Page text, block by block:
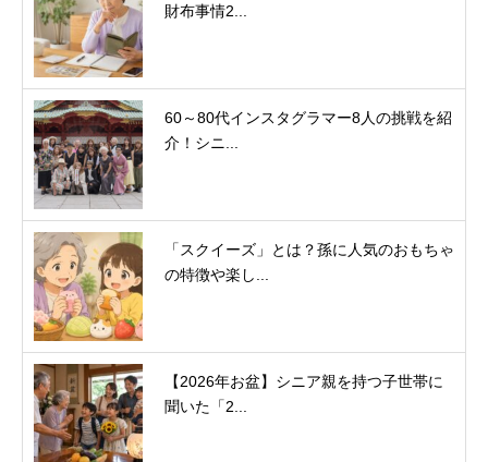
財布事情2...
60～80代インスタグラマー8人の挑戦を紹
介！シニ...
「スクイーズ」とは？孫に人気のおもちゃ
の特徴や楽し...
【2026年お盆】シニア親を持つ子世帯に
聞いた「2...